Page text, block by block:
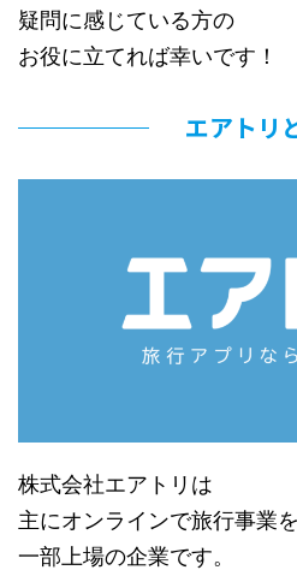
疑問に感じている方の
お役に立てれば幸いです！
エアトリ
株式会社エアトリは
主にオンラインで旅行事業
一部上場の企業です。